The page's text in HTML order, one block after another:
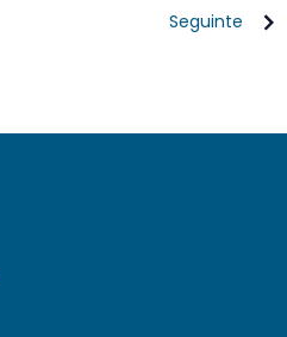
Seguinte